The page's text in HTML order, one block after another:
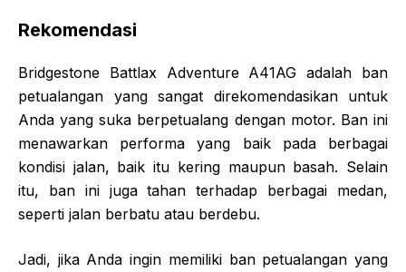
Rekomendasi
Bridgestone Battlax Adventure A41AG adalah ban
petualangan yang sangat direkomendasikan untuk
Anda yang suka berpetualang dengan motor. Ban ini
menawarkan performa yang baik pada berbagai
kondisi jalan, baik itu kering maupun basah. Selain
itu, ban ini juga tahan terhadap berbagai medan,
seperti jalan berbatu atau berdebu.
Jadi, jika Anda ingin memiliki ban petualangan yang